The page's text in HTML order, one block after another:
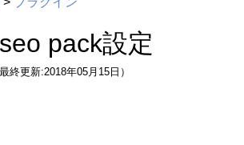
pack設定
終更新:2018年05月15日）